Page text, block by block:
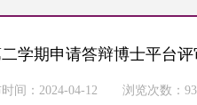
学期申请答辩博士平台
间：2024-04-12 浏览次数：